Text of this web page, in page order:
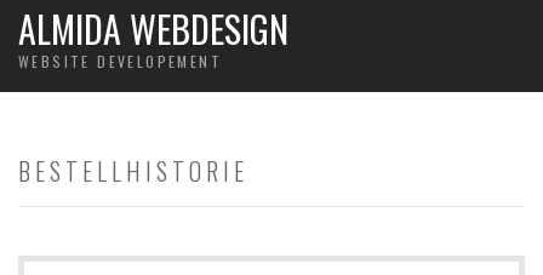
ALMIDA WEBDESIGN
WEBSITE DEVELOPEMENT
BESTELLHISTORIE